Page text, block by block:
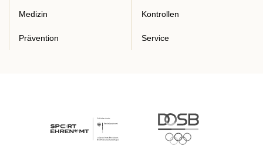
Medizin Kontrollen
Prävention Service